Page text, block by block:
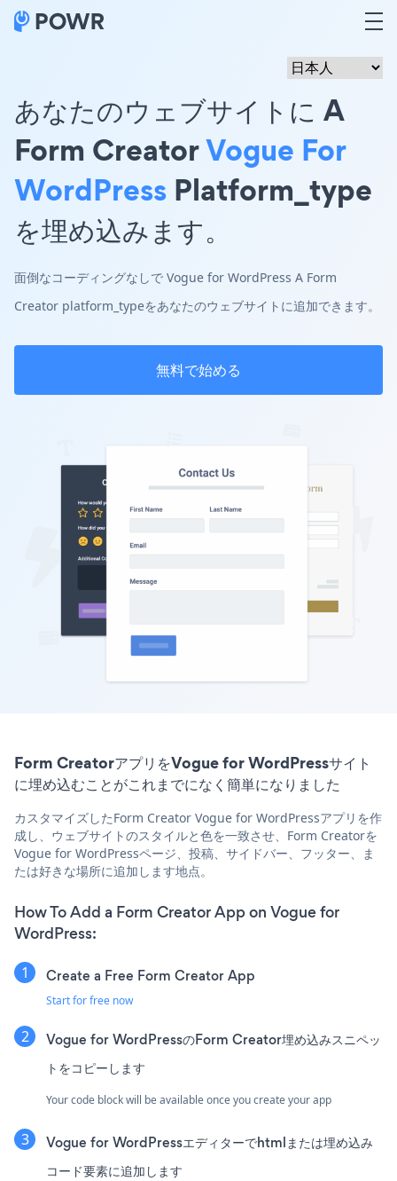
あなたのウェブサイトに A
Form CreatorVogue For
WordPress Platform_type
を埋め込みます。
面倒なコーディングなしで Vogue for WordPress A Form
Creator platform_typeをあなたのウェブサイトに追加できます。
無料で始める
Form CreatorアプリをVogue for WordPressサイト
に埋め込むことがこれまでになく簡単になりました
カスタマイズしたForm Creator Vogue for WordPressアプリを作
成し、ウェブサイトのスタイルと色を一致させ、Form Creatorを
Vogue for WordPressページ、投稿、サイドバー、フッター、ま
たは好きな場所に追加します地点。
How To Add a Form Creator App on Vogue for
WordPress:
Create a Free Form Creator App
Start for free now
Vogue for WordPressのForm Creator埋め込みスニペッ
トをコピーします
Your code block will be available once you create your app
Vogue for WordPressエディターでhtmlまたは埋め込み
コード要素に追加します